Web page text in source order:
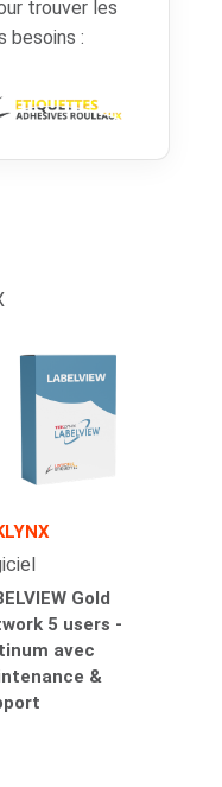
trouver les
besoins :
Gold
5 users -
avec
&